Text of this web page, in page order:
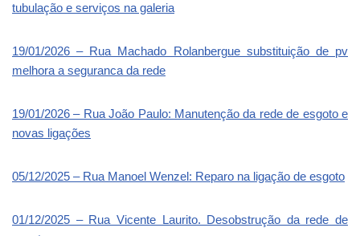
tubulação e serviços na galeria
19/01/2026 – Rua Machado Rolanbergue substituição de pv
melhora a seguranca da rede
19/01/2026 – Rua João Paulo: Manutenção da rede de esgoto e
novas ligações
05/12/2025 – Rua Manoel Wenzel: Reparo na ligação de esgoto
01/12/2025 – Rua Vicente Laurito. Desobstrução da rede de